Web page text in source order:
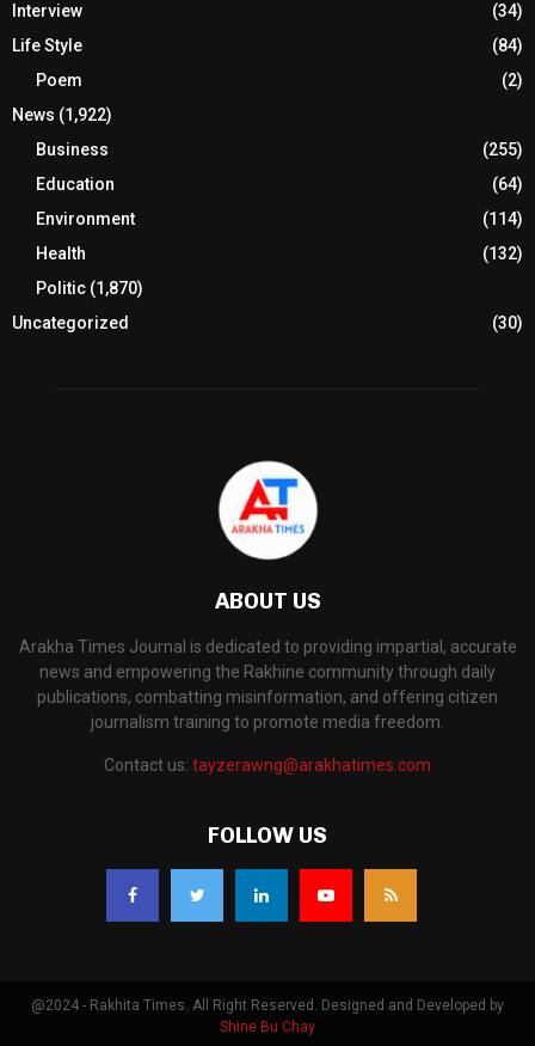
Interview
(34)
Life Style
(84)
Poem
(2)
News (1,922)
Business
(255)
Education
(64)
Environment
(114)
Health
(132)
Politic (1,870)
Uncategorized
(30)
ABOUT US
Arakha Times Journal is dedicated to providing impartial, accurate
news and empowering the Rakhine community through daily
publications, combatting misinformation, and offering citizen
journalism training to promote media freedom.
Contact us: tayzerawng@arakhatimes.com
FOLLOW US
@2024 - Rakhita Times. All Right Reserved. Designed and Developed by
Shine Bu Chay